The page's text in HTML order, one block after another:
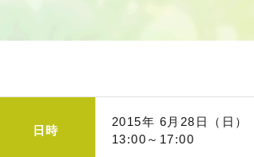
日時
2015年 6月28日（日）
13:00～17:00